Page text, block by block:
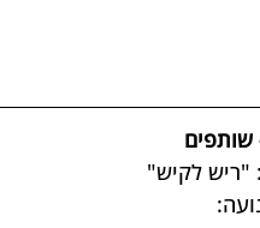
"ריש לקיש"